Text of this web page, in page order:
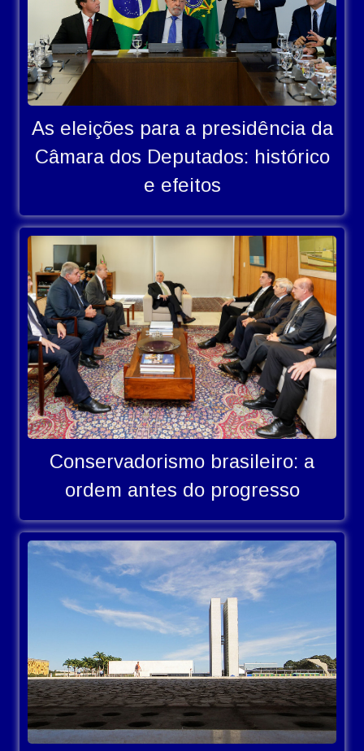
As eleições para a presidência da
Câmara dos Deputados: histórico
e efeitos
Conservadorismo brasileiro: a
ordem antes do progresso